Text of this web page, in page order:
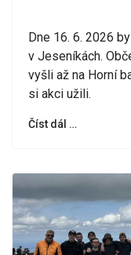
Dne 16. 6. 2026
v Jeseníkách.
vyšli až na Horní
si akci užili.
Číst dál …